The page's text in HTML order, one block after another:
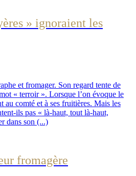
» ignoraient les
et fromager. Son regard tente de
« terroir ». Lorsque l’on évoque le
au comté et à ses fruitières. Mais les
ils pas « là-haut, tout là-haut,
dans son (...)
fromagère